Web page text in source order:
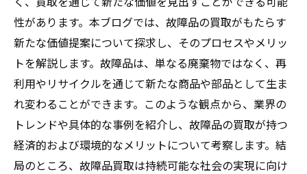
性があります。本ブログでは、故障品の買取がもたらす
新たな価値提案について探求し、そのプロセスやメリッ
トを解説します。故障品は、単なる廃棄物ではなく、再
利用やリサイクルを通じて新たな商品や部品として生ま
れ変わることができます。このような観点から、業界の
トレンドや具体的な事例を紹介し、故障品の買取が持つ
経済的および環境的なメリットについて考察します。結
局のところ、故障品買取は持続可能な社会の実現に向け